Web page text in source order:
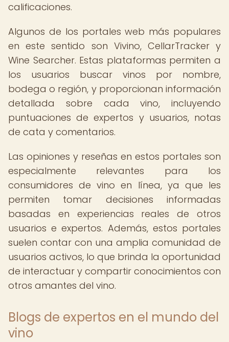
calificaciones.
Algunos de los portales web más populares
en este sentido son Vivino, CellarTracker y
Wine Searcher. Estas plataformas permiten a
los usuarios buscar vinos por nombre,
bodega o región, y proporcionan información
detallada sobre cada vino, incluyendo
puntuaciones de expertos y usuarios, notas
de cata y comentarios.
Las opiniones y reseñas en estos portales son
especialmente relevantes para los
consumidores de vino en línea, ya que les
permiten tomar decisiones informadas
basadas en experiencias reales de otros
usuarios e expertos. Además, estos portales
suelen contar con una amplia comunidad de
usuarios activos, lo que brinda la oportunidad
de interactuar y compartir conocimientos con
otros amantes del vino.
Blogs de expertos en el mundo del
vino